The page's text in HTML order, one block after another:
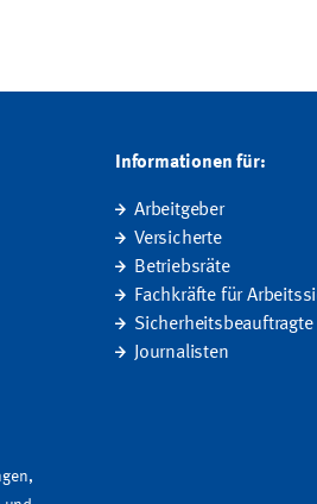
Informationen für:
Arbeitgeber
Versicherte
Betriebsräte
Fachkräfte für
Sicherheitsbeauftragte
Journalisten